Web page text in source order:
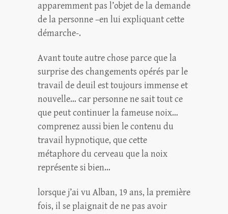
apparemment pas l’objet de la demande
de la personne –en lui expliquant cette
démarche-.
Avant toute autre chose parce que la
surprise des changements opérés par le
travail de deuil est toujours immense et
nouvelle… car personne ne sait tout ce
que peut continuer la fameuse noix…
comprenez aussi bien le contenu du
travail hypnotique, que cette
métaphore du cerveau que la noix
représente si bien…
lorsque j’ai vu Alban, 19 ans, la première
fois, il se plaignait de ne pas avoir